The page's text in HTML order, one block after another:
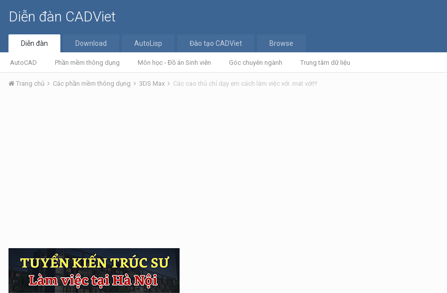
Diễn đàn CADViet
Diễn đàn
AutoCAD Phần mềm thông dụng Môn học - Đồ án Sinh viên Góc chuyên ngành Trung tâm dữ liệu
Download AutoLisp Đào tạo CADViet Browse
Trang chủ Các phần mềm thông dụng 3DS Max Các cao thủ chỉ dạy em cách làm việc với .mat với!!!